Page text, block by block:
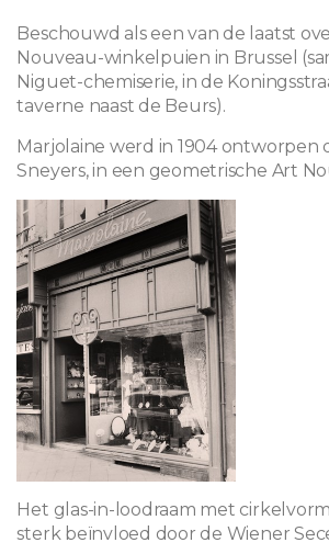
Beschouwd als een van de laatst
Nouveau-winkelpuien in Brussel
Niguet-chemiserie, in de
taverne naast de Beurs).
Marjolaine werd in 1904 ontworpen
Sneyers, in een geometrische Art
Het glas-in-loodraam met
sterk beïnvloed door de Wiener